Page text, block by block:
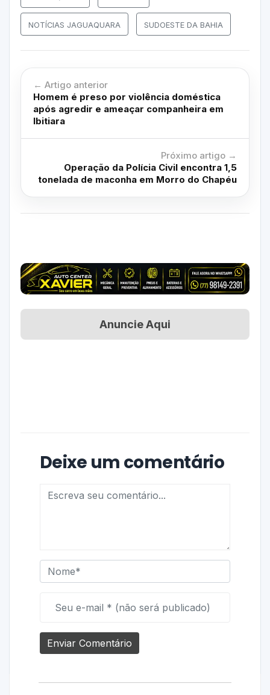
NOTÍCIAS JAGUAQUARA SUDOESTE DA BAHIA
← Artigo anterior
Homem é preso por violência doméstica
após agredir e ameaçar companheira em
Ibitiara
Próximo artigo →
Operação da Polícia Civil encontra 1,5
tonelada de maconha em Morro do Chapéu
Anuncie Aqui
Deixe um comentário